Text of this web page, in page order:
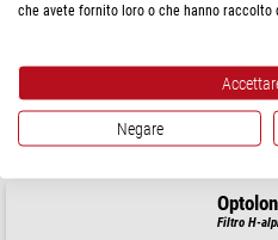
$
Filtro H-
che avete fornito loro o che hanno raccolto
Negare